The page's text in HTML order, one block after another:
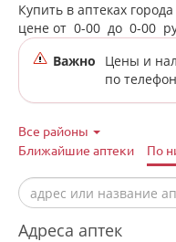
Купить в аптеках города
цене от 0-00 до 0-00
Важно
Цены и
по
Все районы
Ближайшие аптеки
По
Адреса аптек